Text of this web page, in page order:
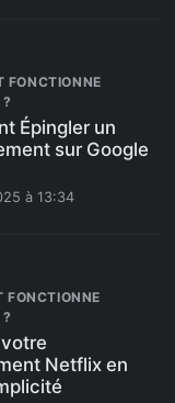
FONCTIONNE
Épingler un
sur Google
à 13:34
FONCTIONNE
Netflix en